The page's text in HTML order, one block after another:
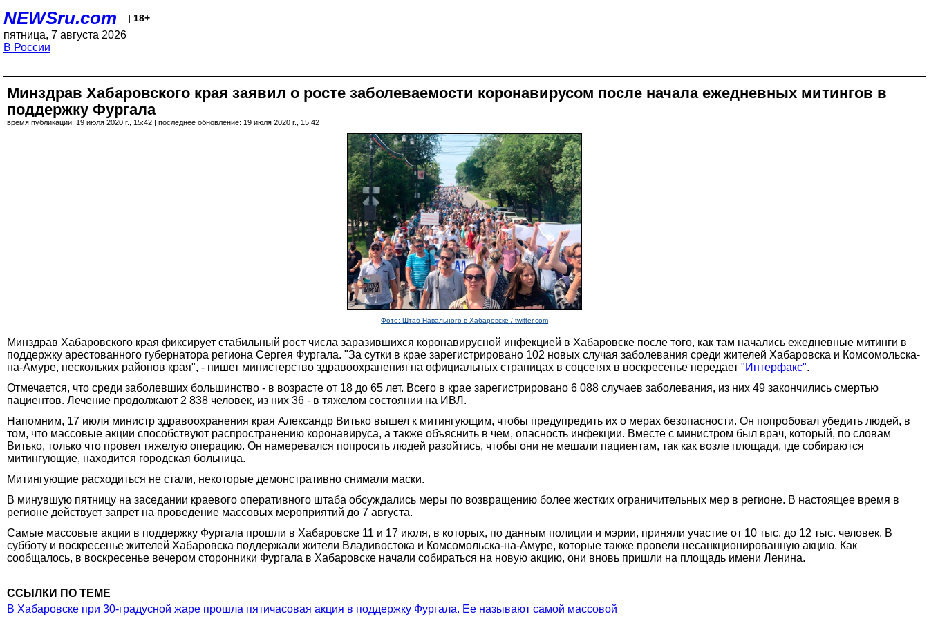
NEWSru.com | 18+
пятница, 7 августа 2026
В России
Минздрав Хабаровского края заявил о росте заболеваемости коронавирусом после начала ежедневных митингов в
поддержку Фургала
время публикации: 19 июля 2020 г., 15:42 | последнее обновление: 19 июля 2020 г., 15:42
Фото: Штаб Навального в Хабаровске / twitter.com
Минздрав Хабаровского края фиксирует стабильный рост числа заразившихся коронавирусной инфекцией в Хабаровске после того, как там начались ежедневные митинги в
поддержку арестованного губернатора региона Сергея Фургала. "За сутки в крае зарегистрировано 102 новых случая заболевания среди жителей Хабаровска и Комсомольска-
на-Амуре, нескольких районов края", - пишет министерство здравоохранения на официальных страницах в соцсетях в воскресенье передает "Интерфакс".
Отмечается, что среди заболевших большинство - в возрасте от 18 до 65 лет. Всего в крае зарегистрировано 6 088 случаев заболевания, из них 49 закончились смертью
пациентов. Лечение продолжают 2 838 человек, из них 36 - в тяжелом состоянии на ИВЛ.
Напомним, 17 июля министр здравоохранения края Александр Витько вышел к митингующим, чтобы предупредить их о мерах безопасности. Он попробовал убедить людей, в
том, что массовые акции способствуют распространению коронавируса, а также объяснить в чем, опасность инфекции. Вместе с министром был врач, который, по словам
Витько, только что провел тяжелую операцию. Он намеревался попросить людей разойтись, чтобы они не мешали пациентам, так как возле площади, где собираются
митингующие, находится городская больница.
Митингующие расходиться не стали, некоторые демонстративно снимали маски.
В минувшую пятницу на заседании краевого оперативного штаба обсуждались меры по возвращению более жестких ограничительных мер в регионе. В настоящее время в
регионе действует запрет на проведение массовых мероприятий до 7 августа.
Самые массовые акции в поддержку Фургала прошли в Хабаровске 11 и 17 июля, в которых, по данным полиции и мэрии, приняли участие от 10 тыс. до 12 тыс. человек. В
субботу и воскресенье жителей Хабаровска поддержали жители Владивостока и Комсомольска-на-Амуре, которые также провели несанкционированную акцию. Как
сообщалось, в воскресенье вечером сторонники Фургала в Хабаровске начали собираться на новую акцию, они вновь пришли на площадь имени Ленина.
ССЫЛКИ ПО ТЕМЕ
В Хабаровске при 30-градусной жаре прошла пятичасовая акция в поддержку Фургала. Ее называют самой массовой